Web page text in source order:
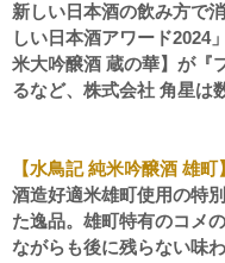
新しい日本酒の飲み方で
しい日本酒アワード2024
米大吟醸酒 蔵の華】が『
るなど、株式会社 角星は
【水鳥記 純米吟醸酒 雄町
酒造好適米雄町使用の特
た逸品。雄町特有のコメ
ながらも後に残らない味わ